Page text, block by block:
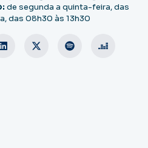
de segunda a quinta-feira, das
das 08h30 às 13h30